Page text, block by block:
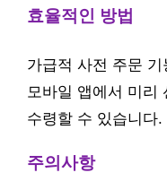
효율적인 방법
가급적 사전 주문
모바일 앱에서 미리
수령할 수 있습니다.
주의사항